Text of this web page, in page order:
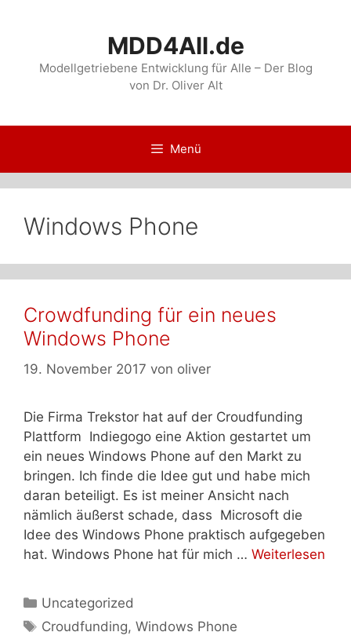
MDD4All.de
Modellgetriebene Entwicklung für Alle – Der Blog
von Dr. Oliver Alt
Menü
Windows Phone
Crowdfunding für ein neues
Windows Phone
19. November 2017 von oliver
Die Firma Trekstor hat auf der Croudfunding
Plattform Indiegogo eine Aktion gestartet um
ein neues Windows Phone auf den Markt zu
bringen. Ich finde die Idee gut und habe mich
daran beteiligt. Es ist meiner Ansicht nach
nämlich äußerst schade, dass Microsoft die
Idee des Windows Phone praktisch aufgegeben
hat. Windows Phone hat für mich … Weiterlesen
Kategorien
Uncategorized
Schlagwörter
Croudfunding,Windows Phone